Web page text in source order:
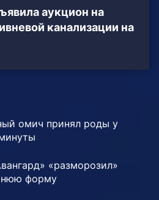
аукцион на
канализации на
омич принял роды у
«разморозил»
форму